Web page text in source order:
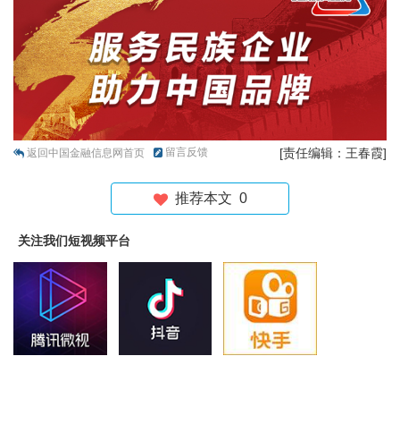
返回中国金融信息网首页 留言反馈 [责任编辑：王春霞]
推荐本文 0
关注我们短视频平台